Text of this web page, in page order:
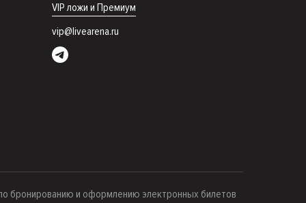
VIP ложи и Премиум
vip@livearena.ru
бронированию и оформлению электронных билетов